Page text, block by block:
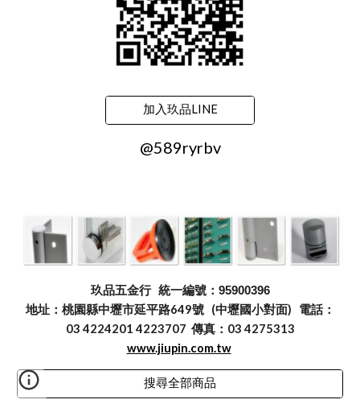
加入玖品LINE
@589ryrbv
玖品五金行 統一編號：95900396
地址：桃園縣中壢市延平路649號 (中壢國小對面) 電話：
03 4224201 4223707 傳真：03 4275313
www.jiupin.com.tw
搜尋全部商品